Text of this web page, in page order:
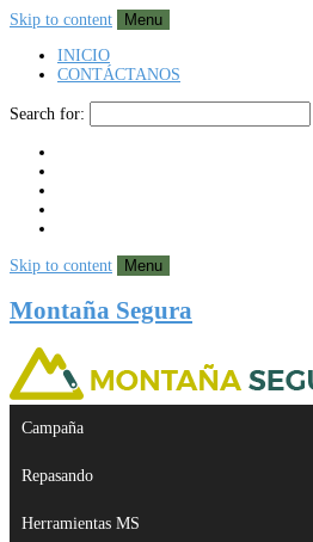
Skip to content
Menu
INICIO
CONTÁCTANOS
Search for:
Skip to content Menu
Montaña Segura
Campaña
Repasando
Herramientas MS